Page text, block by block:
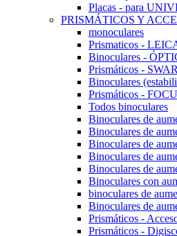
Placas - para
PRISMÁTICOS Y
monoculares
Prismaticos -
Binoculares -
Prismáticos -
Binoculares
Prismáticos -
Todos binoculares
Binoculares de
Binoculares de
Binoculares de
Binoculares de
Binoculares de
Binoculares con
binoculares de
Binoculares de
Prismáticos -
Prismáticos -